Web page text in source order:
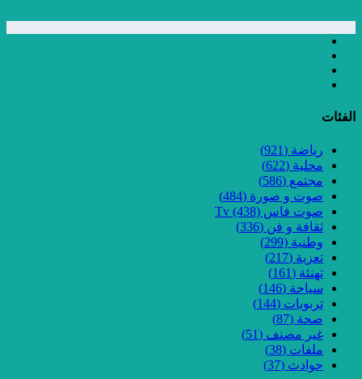
الفئات
رياضة (921)
محلية (622)
مجتمع (586)
صوت و صورة (484)
صوت فاس Tv (438)
ثقافة و فن (336)
وطنية (299)
تعزية (217)
تهنئة (161)
سياحة (146)
تربويات (144)
صحة (87)
غير مصنف (51)
ملفات (38)
حوادث (37)